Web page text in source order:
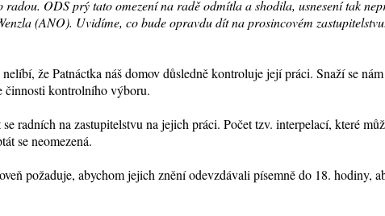
radou. ODS prý tato omezení na radě odmítla a shodila, usnesení tak
(ANO). Uvidíme, co bude opravdu dít na prosincovém zastupitelstvu.
že Patnáctka náš domov důsledně kontroluje její práci. Snaží se
činnosti kontrolního výboru.
radních na zastupitelstvu na jejich práci. Počet tzv. interpelací, které
se neomezená.
požaduje, abychom jejich znění odevzdávali písemně do 18. hodiny,